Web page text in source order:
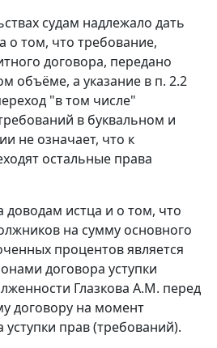
судам надлежало дать
о том, что требование,
договора, передано
объёме, а указание в п. 2.2
"в том числе"
в буквальном и
не означает, что к
остальные права
доводам истца и о том, что
на сумму основного
процентов является
договора уступки
Глазкова A.M. перед
договору на момент
прав (требований).